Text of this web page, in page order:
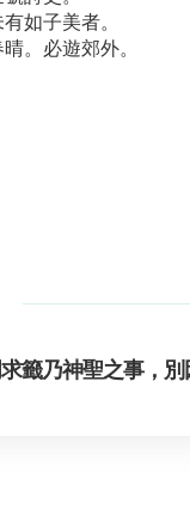
如子美者。
。必遊郊外。
籤乃神聖之事，